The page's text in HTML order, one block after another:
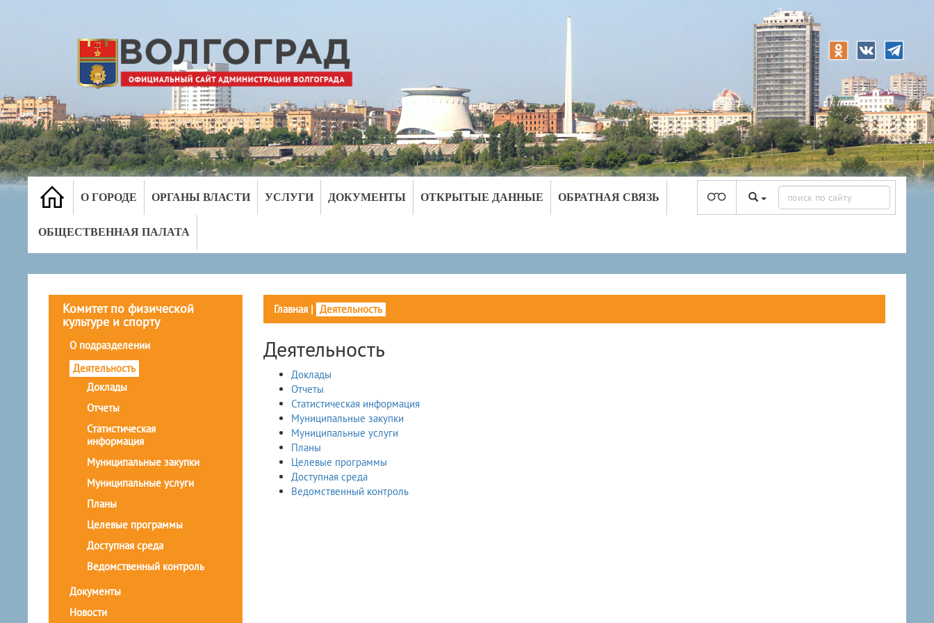
О ГОРОДЕ ОРГАНЫ ВЛАСТИ УСЛУГИ ДОКУМЕНТЫ ОТКРЫТЫЕ ДАННЫЕ ОБРАТНАЯ СВЯЗЬ
ОБЩЕСТВЕННАЯ ПАЛАТА
Комитет по физической
культуре и спорту
О подразделении
Деятельность
Доклады
Отчеты
Статистическая
информация
Муниципальные закупки
Муниципальные услуги
Планы
Целевые программы
Доступная среда
Ведомственный контроль
Документы
Новости
Главная| Деятельность
Деятельность
Доклады
Отчеты
Статистическая информация
Муниципальные закупки
Муниципальные услуги
Планы
Целевые программы
Доступная среда
Ведомственный контроль